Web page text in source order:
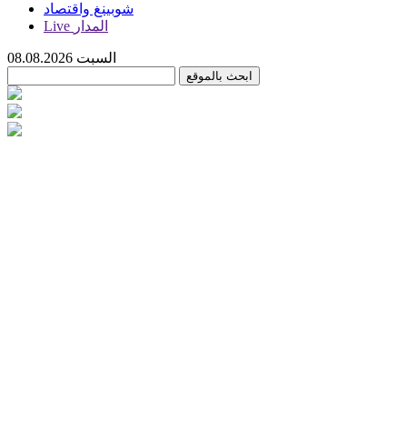
شوبينغ واقتصاد
Live المدار